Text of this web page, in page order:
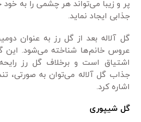
پر و زیبا می‌تواند هر چشمی‌ را به
جذابی ایجاد نماید.
گل آلاله بعد از گل رز به عنوان
عروس خانم‌ها شناخته می‌شود. این
اشتیاق است و برخلاف گل رز
جذاب گل آلاله می‌توان به صورتی،
اشاره کرد.
گل شیپوری